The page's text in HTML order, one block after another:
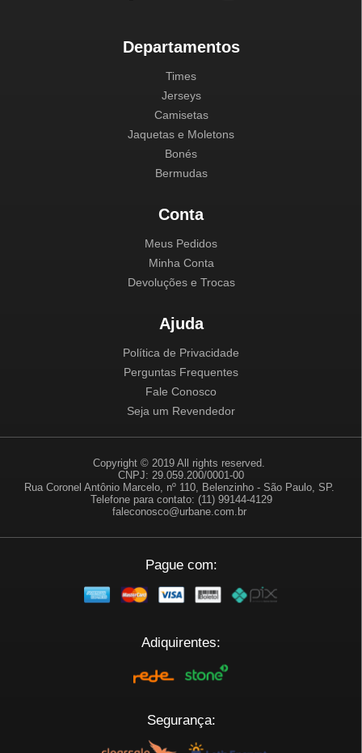
Departamentos
Times
Jerseys
Camisetas
Jaquetas e Moletons
Bonés
Bermudas
Conta
Meus Pedidos
Minha Conta
Devoluções e Trocas
Ajuda
Política de Privacidade
Perguntas Frequentes
Fale Conosco
Seja um Revendedor
Copyright © 2019 All rights reserved.
CNPJ: 29.059.200/0001-00
Rua Coronel Antônio Marcelo, nº 110, Belenzinho - São Paulo, SP.
Telefone para contato: (11) 99144-4129
faleconosco@urbane.com.br
Pague com:
Adiquirentes:
Segurança: